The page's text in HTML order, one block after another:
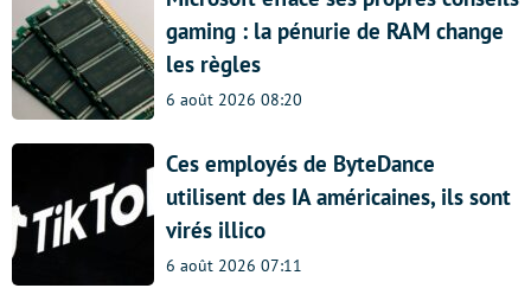
gaming : la pénurie de RAM change
les règles
6 août 2026 08:20
Ces employés de ByteDance
utilisent des IA américaines, ils sont
virés illico
6 août 2026 07:11